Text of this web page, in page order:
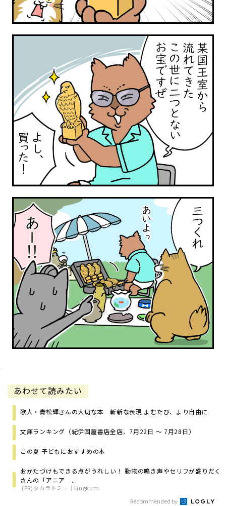
あわせて読みたい
歌人・青松輝さんの大切な本 斬新な表現 よむたび、より自由に
文庫ランキング（紀伊国屋書店全店、7月22日 ～ 7月28日）
この夏 子どもにおすすめの本
おかたづけもできる点がうれしい！ 動物の鳴き声やセリフが盛りだく
さんの「アニア ...
(PR)タカラトミー｜Hugkum
Recommended by